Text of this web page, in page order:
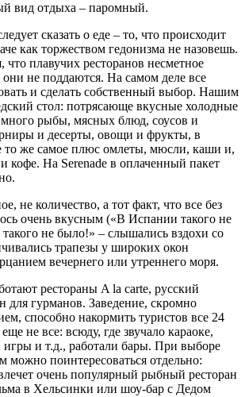
вид отдыха – паромный.
сказать о еде – то, что происходит
как торжеством гедонизма не назовешь.
что плавучих ресторанов несметное
они не поддаются. На самом деле все
и сделать собственный выбор. Нашим
стол: потрясающе вкусные холодные
много рыбы, мясных блюд, соусов и
и десерты, овощи и фрукты, в
то же самое плюс омлеты, мюсли, каши и,
кофе. На Serenade в оплаченный пакет
не количество, а тот факт, что все без
очень вкусным («В Испании такого не
не было!» – слышались вздохи со
трапезы у широких окон
вечернего или утреннего моря.
рестораны A la carte, русский
для гурманов. Заведение, скромно
способно накормить туристов все 24
не все: всюду, где звучало караоке,
и т.д., работали бары. При выборе
можно поинтересоваться отдельно:
очень популярный рыбный ресторан
в Хельсинки или шоу-бар с Дедом